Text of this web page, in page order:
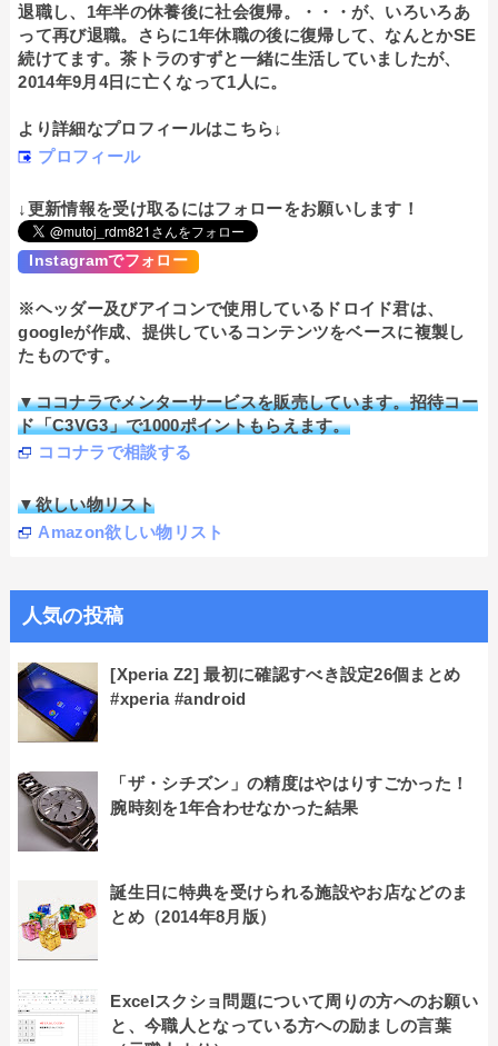
退職し、1年半の休養後に社会復帰。・・・が、いろいろあ
って再び退職。さらに1年休職の後に復帰して、なんとかSE
続けてます。茶トラのすずと一緒に生活していましたが、
2014年9月4日に亡くなって1人に。
より詳細なプロフィールはこちら↓
プロフィール
↓更新情報を受け取るにはフォローをお願いします！
Instagramでフォロー
※ヘッダー及びアイコンで使用しているドロイド君は、
googleが作成、提供しているコンテンツをベースに複製し
たものです。
▼ココナラでメンターサービスを販売しています。招待コー
ド「C3VG3」で1000ポイントもらえます。
ココナラで相談する
▼欲しい物リスト
Amazon欲しい物リスト
人気の投稿
[Xperia Z2] 最初に確認すべき設定26個まとめ
#xperia #android
「ザ・シチズン」の精度はやはりすごかった！
腕時刻を1年合わせなかった結果
誕生日に特典を受けられる施設やお店などのま
とめ（2014年8月版）
Excelスクショ問題について周りの方へのお願い
と、今職人となっている方への励ましの言葉